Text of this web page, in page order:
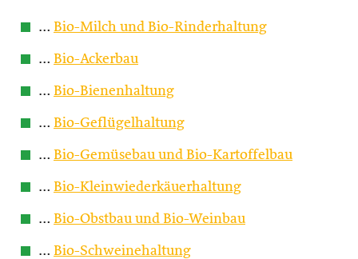
… Bio-Milch und Bio-Rinderhaltung
… Bio-Ackerbau
… Bio-Bienenhaltung
… Bio-Geflügelhaltung
… Bio-Gemüsebau und Bio-Kartoffelbau
… Bio-Kleinwiederkäuerhaltung
… Bio-Obstbau und Bio-Weinbau
… Bio-Schweinehaltung